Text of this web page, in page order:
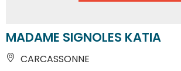
MADAME SIGNOLES KATIA
CARCASSONNE